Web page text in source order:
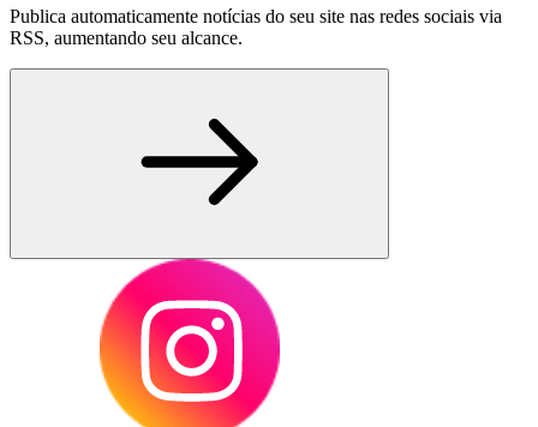
Publica automaticamente notícias do seu site nas redes sociais via
RSS, aumentando seu alcance.